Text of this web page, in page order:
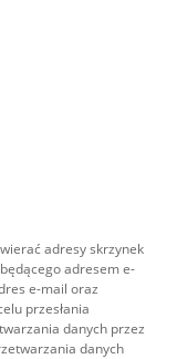
adresy skrzynek
adresem e-
e-mail oraz
przesłania
danych przez
danych